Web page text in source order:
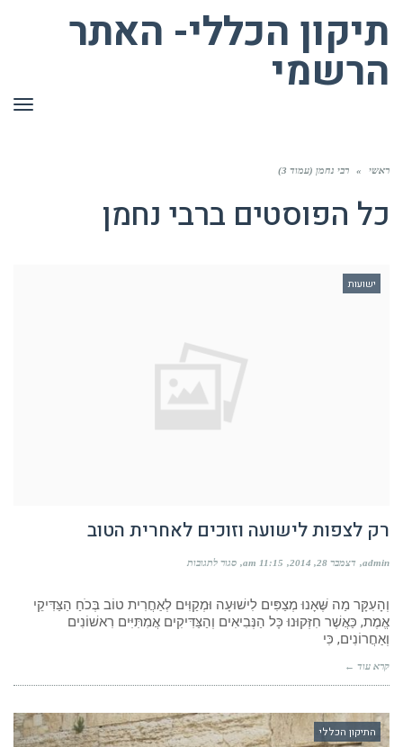
תיקון הכללי- האתר
הרשמי
ראשי » רבי נחמן (עמוד 3)
כל הפוסטים ברבי נחמן
ישועות
רק לצפות לישועה וזוכים לאחרית הטוב
admin דצמבר 28, 2014 11:15 am סגור לתגובות
לישועה
וזוכים
לאחרית
וְהָעִקָּר מַה שֶּׁאָנוּ מְצַפִּים לִישׁוּעָה וּמְקַוִּים לְאַחֲרִית טוֹב בְּכֹחַ הַצַּדִּיקֵי
אֱמֶת, כַּאֲשֶׁר חִזְּקוּנוּ כָּל הַנְּבִיאִים וְהַצַּדִּיקִים אֲמִתִּיִּים רִאשׁוֹנִים
וְאַחֲרוֹנִים, כִּי
קרא עוד ←
התיקון הכללי